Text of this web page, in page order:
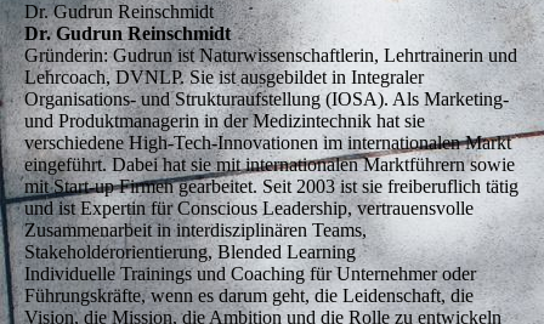
Dr. Gudrun Reinschmidt
Dr. Gudrun Reinschmidt
Gründerin:Gudrun ist Naturwissenschaftlerin, Lehrtrainerin und
Lehrcoach, DVNLP. Sie ist ausgebildet in Integraler
Organisations- und Strukturaufstellung (IOSA). Als Marketing-
und Produktmanagerin in der Medizintechnik hat sie
verschiedene High-Tech-Innovationen im internationalen Markt
eingeführt. Dabei hat sie mit internationalen Marktführern sowie
mit Start-up Firmen gearbeitet. Seit 2003 ist sie freiberuflich tätig
und ist Expertin für Conscious Leadership, vertrauensvolle
Zusammenarbeit in interdisziplinären Teams,
Stakeholderorientierung, Blended Learning
Individuelle Trainings und Coachingfür Unternehmer oder
Führungskräfte, wenn es darum geht, die Leidenschaft, die
Vision, die Mission, die Ambition und die Rolle zu entwickeln